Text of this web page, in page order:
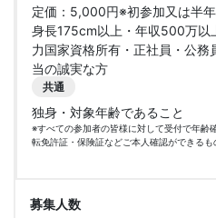
定価：5,000円※初参加又は半
身長175cm以上・年収500万以
力国家資格所有・正社員・公務
当の誠実な方
共通
独身・対象年齢であること
※すべての参加者の皆様に対して受付で年齢
転免許証・保険証などご本人確認ができるも
募集人数